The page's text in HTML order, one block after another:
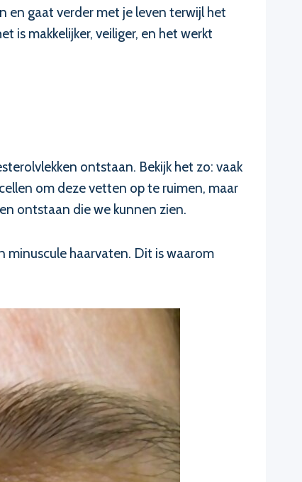
en gaat verder met je leven terwijl het
is makkelijker, veiliger, en het werkt
ontstaan. Bekijk het zo: vaak
om deze vetten op te ruimen, maar
ontstaan die we kunnen zien.
minuscule haarvaten. Dit is waarom